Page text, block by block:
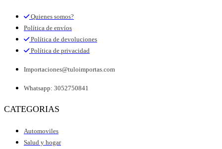
Quienes somos?
Política de envíos
Política de devoluciones
Política de privacidad
Importaciones@tuloimportas.com
Whatsapp: 3052750841
CATEGORIAS
Automoviles
Salud y hogar